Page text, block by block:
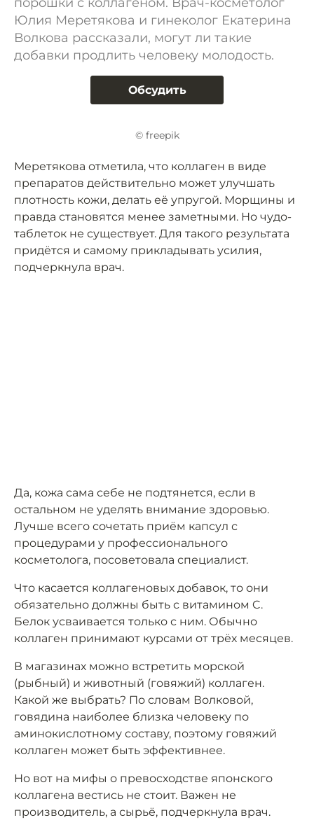
Юлия Меретякова и гинеколог Екатерина
Волкова рассказали, могут ли такие
добавки продлить человеку молодость.
Обсудить
© freepik
Меретякова отметила, что коллаген в виде
препаратов действительно может улучшать
плотность кожи, делать её упругой. Морщины и
правда становятся менее заметными. Но чудо-
таблеток не существует. Для такого результата
придётся и самому прикладывать усилия,
подчеркнула врач.
Да, кожа сама себе не подтянется, если в
остальном не уделять внимание здоровью.
Лучше всего сочетать приём капсул с
процедурами у профессионального
косметолога, посоветовала специалист.
Что касается коллагеновых добавок, то они
обязательно должны быть с витамином C.
Белок усваивается только с ним. Обычно
коллаген принимают курсами от трёх месяцев.
В магазинах можно встретить морской
(рыбный) и животный (говяжий) коллаген.
Какой же выбрать? По словам Волковой,
говядина наиболее близка человеку по
аминокислотному составу, поэтому говяжий
коллаген может быть эффективнее.
Но вот на мифы о превосходстве японского
коллагена вестись не стоит. Важен не
производитель, а сырьё, подчеркнула врач.